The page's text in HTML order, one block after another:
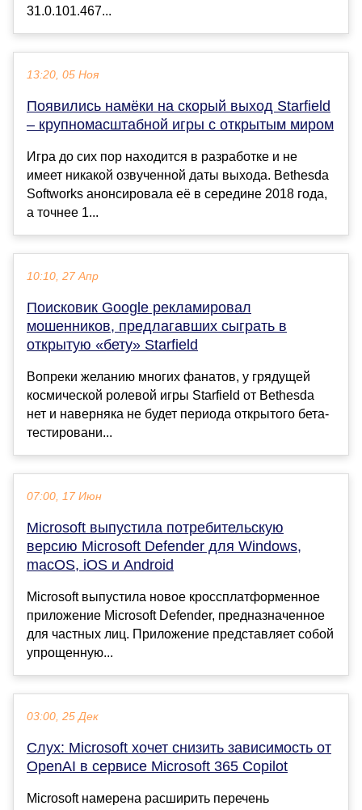
31.0.101.467...
13:20, 05 Ноя
Появились намёки на скорый выход Starfield
– крупномасштабной игры с открытым миром
Игра до сих пор находится в разработке и не
имеет никакой озвученной даты выхода. Bethesda
Softworks анонсировала её в середине 2018 года,
а точнее 1...
10:10, 27 Апр
Поисковик Google рекламировал
мошенников, предлагавших сыграть в
открытую «бету» Starfield
Вопреки желанию многих фанатов, у грядущей
космической ролевой игры Starfield от Bethesda
нет и наверняка не будет периода открытого бета-
тестировани...
07:00, 17 Июн
Microsoft выпустила потребительскую
версию Microsoft Defender для Windows,
macOS, iOS и Android
Microsoft выпустила новое кроссплатформенное
приложение Microsoft Defender, предназначенное
для частных лиц. Приложение представляет собой
упрощенную...
03:00, 25 Дек
Слух: Microsoft хочет снизить зависимость от
OpenAI в сервисе Microsoft 365 Copilot
Microsoft намерена расширить перечень